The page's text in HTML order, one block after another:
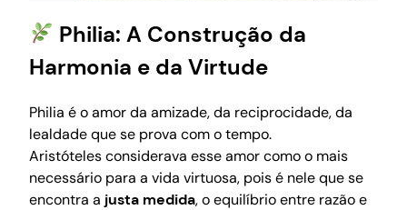
Philia: A Construção da
Harmonia e da Virtude
Philia é o amor da amizade, da reciprocidade, da
lealdade que se prova com o tempo.
Aristóteles considerava esse amor como o mais
necessário para a vida virtuosa, pois é nele que se
encontra a justa medida, o equilíbrio entre razão e